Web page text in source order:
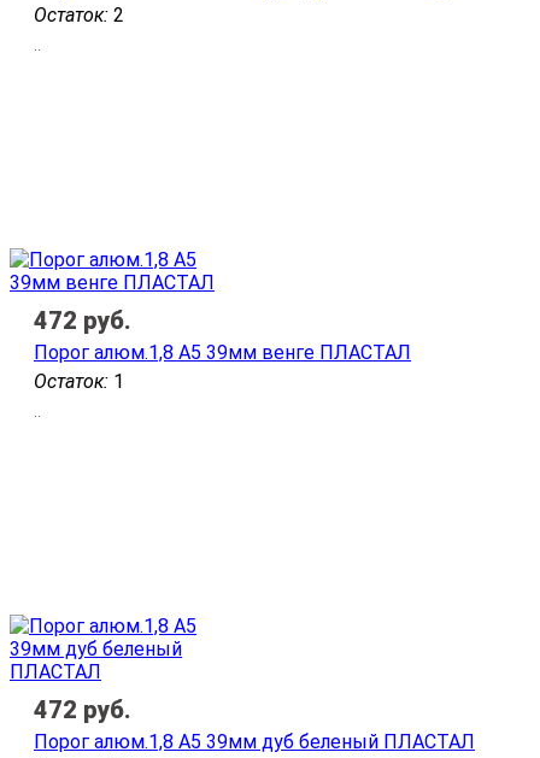
Остаток: 2
..
Остаток: 1
Порог алюм.1,8 А5 39мм венге ПЛАСТАЛ
..
472 руб.
Порог алюм.1,8 А5 39мм дуб беленый ПЛАСТАЛ
472 руб.